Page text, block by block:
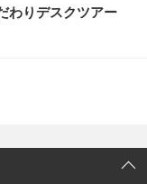
わりデスクツアー